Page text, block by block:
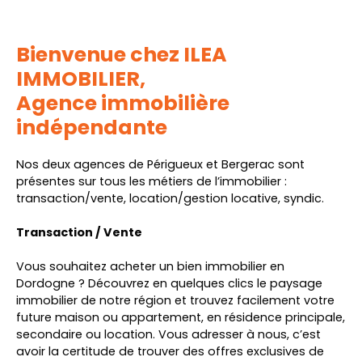
Bienvenue chez ILEA
IMMOBILIER,
Agence immobilière
indépendante
Nos deux agences de Périgueux et Bergerac sont
présentes sur tous les métiers de l’immobilier :
transaction/vente, location/gestion locative, syndic.
Transaction / Vente
Vous souhaitez acheter un bien immobilier en
Dordogne ? Découvrez en quelques clics le paysage
immobilier de notre région et trouvez facilement votre
future maison ou appartement, en résidence principale,
secondaire ou location. Vous adresser à nous, c’est
avoir la certitude de trouver des offres exclusives de